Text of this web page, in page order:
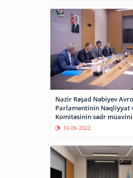
Nazir Rəşad Nəbiyev
Parlamentinin Nəqliyyat
Komitəsinin sədr
görüşüb
10-06-2022